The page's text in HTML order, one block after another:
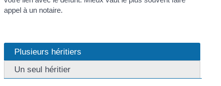
appel à un notaire.
Plusieurs héritiers
Un seul héritier